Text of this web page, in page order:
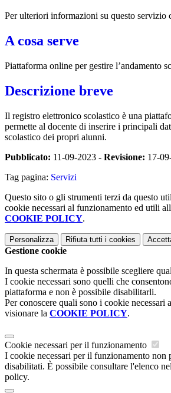
Per ulteriori informazioni su questo servizio
A cosa serve
Piattaforma online per gestire l’andamento
Descrizione breve
Il registro elettronico scolastico è una
permette al docente di inserire i principali
scolastico dei propri alunni.
Pubblicato: 11-09-2023 - Revisione: 17-
Tag pagina: Servizi
Questo sito o gli strumenti terzi da questo
cookie necessari al funzionamento ed utili
COOKIE POLICY.
Personalizza Rifiuta tutti i cookies
Gestione cookie
In questa schermata è possibile scegliere
I cookie necessari sono quelli che
piattaforma e non è possibile disabilitarli.
Per conoscere quali sono i cookie necessari
visionare la COOKIE POLICY.
Cookie necessari per il funzionamento
I cookie necessari per il funzionamento non
disabilitati. È possibile consultare l'elenco
policy.